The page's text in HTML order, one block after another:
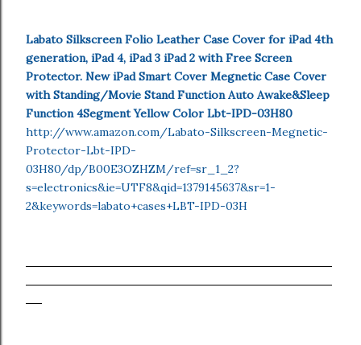
Labato Silkscreen Folio Leather Case Cover for iPad 4th
generation, iPad 4, iPad 3 iPad 2 with Free Screen
Protector. New iPad Smart Cover Megnetic Case Cover
with Standing/Movie Stand Function Auto Awake&Sleep
Function 4Segment Yellow Color Lbt-IPD-03H80
http://www.amazon.com/Labato-Silkscreen-Megnetic-
Protector-Lbt-IPD-
03H80/dp/B00E3OZHZM/ref=sr_1_2?
s=electronics&ie=UTF8&qid=1379145637&sr=1-
2&keywords=labato+cases+LBT-IPD-03H